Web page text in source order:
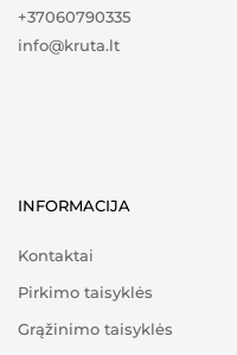
+37060790335
info@kruta.lt
INFORMACIJA
Kontaktai
Pirkimo taisyklės
Grąžinimo taisyklės